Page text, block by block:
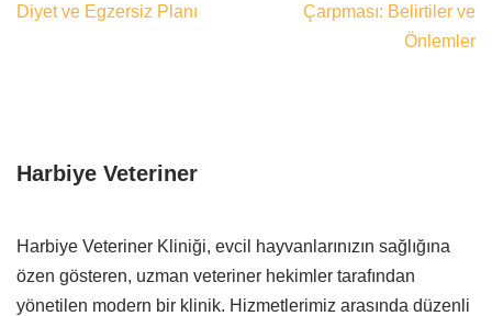
Diyet ve Egzersiz Planı
Çarpması: Belirtiler ve
Önlemler
Harbiye Veteriner
Harbiye Veteriner Kliniği, evcil hayvanlarınızın sağlığına
özen gösteren, uzman veteriner hekimler tarafından
yönetilen modern bir klinik. Hizmetlerimiz arasında düzenli